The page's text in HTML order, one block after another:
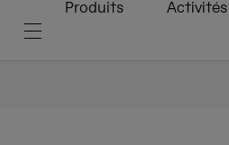
Produits Activités